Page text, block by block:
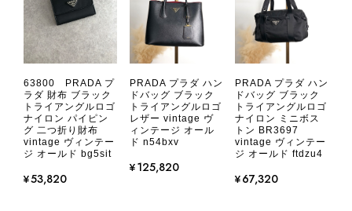
2026/08/05
とても気に入りました、目立たないシャネルのロゴがとてもいい
です
63800 PRADA プ
ラダ 財布 ブラック
トライアングルロゴ
ナイロン パイピン
グ 二つ折り財布
vintage ヴィンテー
ジ オールド bg5sit
¥53,820
PRADA プラダ ハン
ドバッグ ブラック
トライアングルロゴ
レザー vintage ヴ
ィンテージ オール
ド n54bxv
¥125,820
PRADA プラダ ハン
ドバッグ ブラック
トライアングルロゴ
ナイロン ミニボス
トン BR3697
vintage ヴィンテー
ジ オールド ftdzu4
¥67,320